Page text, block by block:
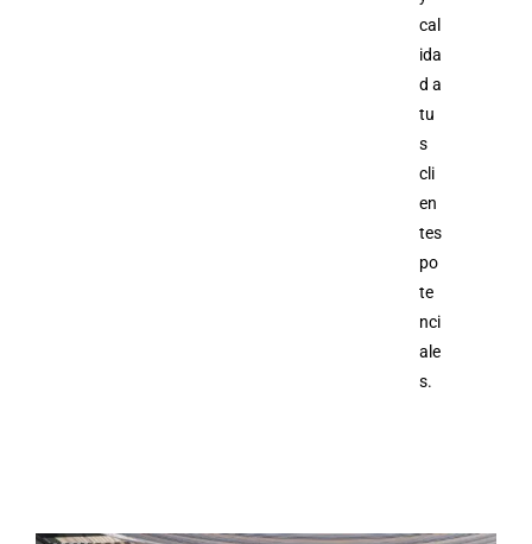
cal
ida
d a
tu
s
cli
en
tes
po
te
nci
ale
s.